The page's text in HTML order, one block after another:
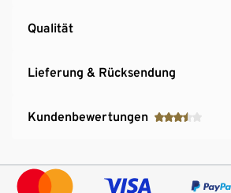
Qualität
Lieferung & Rücksendung
Kundenbewertungen